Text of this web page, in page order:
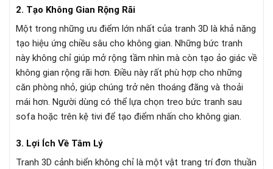
2. Tạo Không Gian Rộng Rãi
Một trong những ưu điểm lớn nhất của tranh 3D là khả năng
tạo hiệu ứng chiều sâu cho không gian. Những bức tranh
này không chỉ giúp mở rộng tầm nhìn mà còn tạo ảo giác về
không gian rộng rãi hơn. Điều này rất phù hợp cho những
căn phòng nhỏ, giúp chúng trở nên thoáng đãng và thoải
mái hơn. Người dùng có thể lựa chọn treo bức tranh sau
sofa hoặc trên kệ tivi để tạo điểm nhấn cho không gian.
3. Lợi Ích Về Tâm Lý
Tranh 3D cảnh biển không chỉ là một vật trang trí đơn thuần